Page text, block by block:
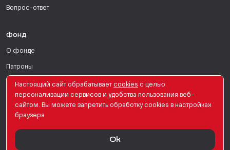
Вопрос-ответ
Фонд
О фонде
Патроны
Поддержать
Для СМИ
© PRO Женщин. Все права защищены. 2026
Настоящий сайт обрабатывает сookies с целью
персонализации сервисов и удобства пользования веб-
сайтом. Вы можете запретить обработку сookies в настройках
браузера
Ok